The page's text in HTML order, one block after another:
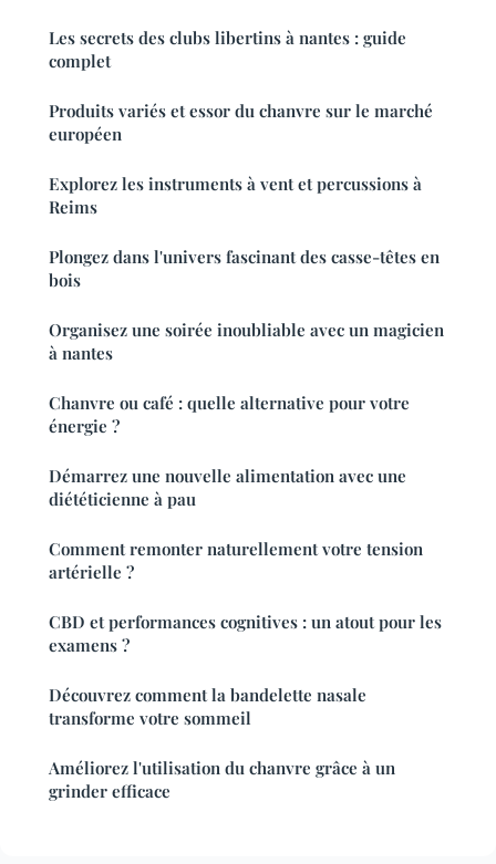
Les secrets des clubs libertins à nantes : guide
complet
Produits variés et essor du chanvre sur le marché
européen
Explorez les instruments à vent et percussions à
Reims
Plongez dans l'univers fascinant des casse-têtes en
bois
Organisez une soirée inoubliable avec un magicien
à nantes
Chanvre ou café : quelle alternative pour votre
énergie ?
Démarrez une nouvelle alimentation avec une
diététicienne à pau
Comment remonter naturellement votre tension
artérielle ?
CBD et performances cognitives : un atout pour les
examens ?
Découvrez comment la bandelette nasale
transforme votre sommeil
Améliorez l'utilisation du chanvre grâce à un
grinder efficace